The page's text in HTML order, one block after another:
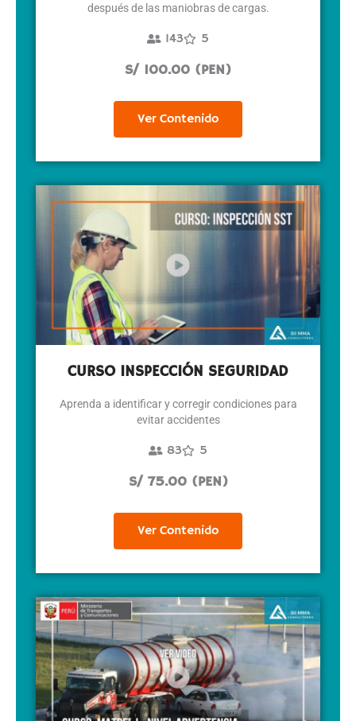
después de las maniobras de cargas.
143 5
S/ 100.00 (PEN)
Ver Contenido
CURSO INSPECCIÓN SEGURIDAD
Aprenda a identificar y corregir condiciones para
evitar accidentes
83 5
S/ 75.00 (PEN)
Ver Contenido